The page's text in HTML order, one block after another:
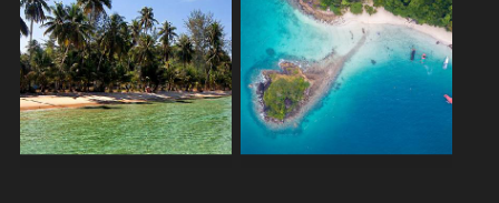
Gegenteil von Trubel, Lärm
und Massentourismus?
Dann pack leicht, atme tief
durch – und komm nach
Koh Maak! Diese kleine ...
Inselparadies vorstellt –
kristallklares Wasser,
puderzuckerweiße Strände
und eine Ruhe, die man auf
...